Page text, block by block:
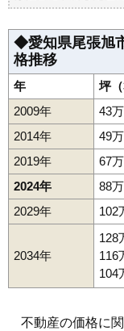
◆愛知県尾張旭
格推移
年
坪
2009年
43
2014年
49
2019年
67
2024年
88
2029年
102
2034年
128
116
104
不動産の価格に関